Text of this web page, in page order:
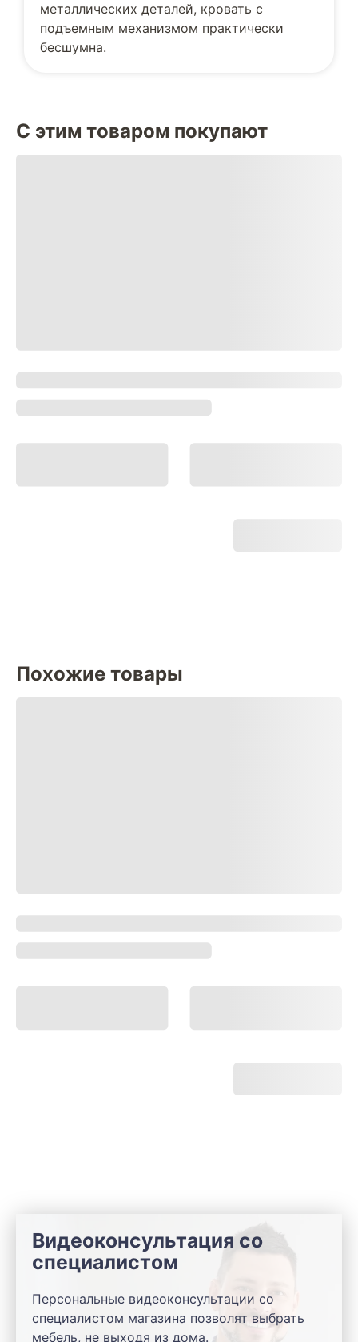
металлических деталей, кровать с
подъемным механизмом практически
бесшумна.
С этим товаром покупают
Похожие товары
Видеоконсультация со
специалистом
Персональные видеоконсультации со
специалистом магазина позволят выбрать
мебель, не выходя из дома.